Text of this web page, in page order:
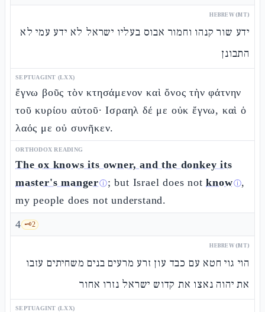
HEBREW (MT)
ידע שור קנהו וחמור אבוס בעליו ישראל לא ידע עמי לא
התבונן
SEPTUAGINT (LXX)
ἔγνω βοῦς τὸν κτησάμενον καὶ ὄνος τὴν φάτνην
τοῦ κυρίου αὐτοῦ· Ισραηλ δέ με οὐκ ἔγνω, καὶ ὁ
λαός με οὐ συνῆκεν.
ORTHODOX READING
The ox knows its owner, and the donkey its
master's mangerⓘ; but Israel does notknowⓘ,
my people does not understand.
4 🗝️2
HEBREW (MT)
הוי גוי חטא עם כבד עון זרע מרעים בנים משחיתים עזבו
את יהוה נאצו את קדוש ישראל נזרו אחור
SEPTUAGINT (LXX)